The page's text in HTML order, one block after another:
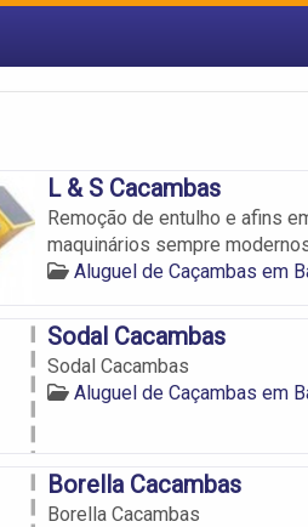
L & S Cacambas
Remoção de entulho e afins
maquinários sempre
Aluguel de Caçambas em
Sodal Cacambas
Sodal Cacambas
Aluguel de Caçambas em
Borella Cacambas
Borella Cacambas